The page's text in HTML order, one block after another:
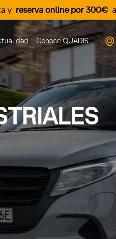
y reserva online por 300€
Conoce QUADIS